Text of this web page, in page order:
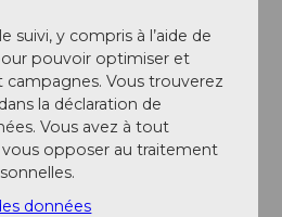
suivi, y compris à l’aide de
pouvoir optimiser et
campagnes. Vous trouverez
la déclaration de
Vous avez à tout
opposer au traitement
données